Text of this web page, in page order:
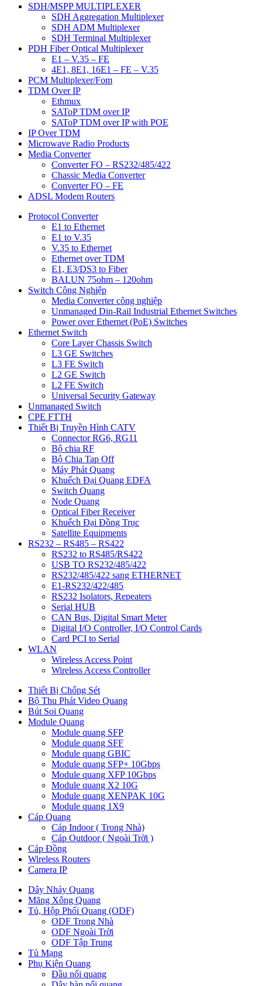
SDH/MSPP MULTIPLEXER
SDH Aggregation Multiplexer
SDH ADM Multiplexer
SDH Terminal Multiplexer
PDH Fiber Optical Multiplexer
E1 – V.35 – FE
4E1, 8E1, 16E1 – FE – V.35
PCM Multiplexer/Fom
TDM Over IP
Ethmux
SAToP TDM over IP
SAToP TDM over IP with POE
IP Over TDM
Microwave Radio Products
Media Converter
Converter FO – RS232/485/422
Chassic Media Converter
Converter FO – FE
ADSL Modem Routers
Protocol Converter
E1 to Ethernet
E1 to V.35
V.35 to Ethernet
Ethernet over TDM
E1, E3/DS3 to Fiber
BALUN 75ohm – 120ohm
Switch Công Nghiệp
Media Converter công nghiệp
Unmanaged Din-Rail Industrial Ethernet Switches
Power over Ethernet (PoE) Switches
Ethernet Switch
Core Layer Chassis Switch
L3 GE Switches
L3 FE Switch
L2 GE Switch
L2 FE Switch
Universal Security Gateway
Unmanaged Switch
CPE FTTH
Thiết Bị Truyền Hình CATV
Connector RG6, RG11
Bộ chia RF
Bộ Chia Tap Off
Máy Phát Quang
Khuếch Đại Quang EDFA
Switch Quang
Node Quang
Optical Fiber Receiver
Khuếch Đại Đồng Trục
Satellite Equipments
RS232 – RS485 – RS422
RS232 to RS485/RS422
USB TO RS232/485/422
RS232/485/422 sang ETHERNET
E1-RS232/422/485
RS232 Isolators, Repeaters
Serial HUB
CAN Bus, Digital Smart Meter
Digital I/O Controller, I/O Control Cards
Card PCI to Serial
WLAN
Wireless Access Point
Wireless Access Controller
Thiết Bị Chống Sét
Bộ Thu Phát Video Quang
Bút Soi Quang
Module Quang
Module quang SFP
Module quang SFF
Module quang GBIC
Module quang SFP+ 10Gbps
Module quang XFP 10Gbps
Module quang X2 10G
Module quang XENPAK 10G
Module quang 1X9
Cáp Quang
Cáp Indoor ( Trong Nhà)
Cáp Outdoor ( Ngoài Trời )
Cáp Đồng
Wireless Routers
Camera IP
Dây Nhảy Quang
Măng Xông Quang
Tủ, Hộp Phối Quang (ODF)
ODF Trong Nhà
ODF Ngoài Trời
ODF Tập Trung
Tủ Mạng
Phụ Kiện Quang
Đầu nối quang